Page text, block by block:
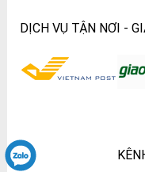
DỊCH VỤ TẬN NƠI -